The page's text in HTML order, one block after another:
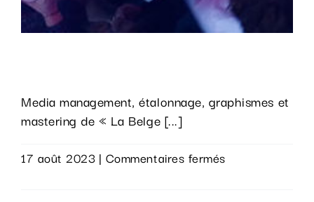
Media management, étalonnage, graphismes et
mastering de « La Belge [...]
17 août 2023 | Commentaires ferméssur